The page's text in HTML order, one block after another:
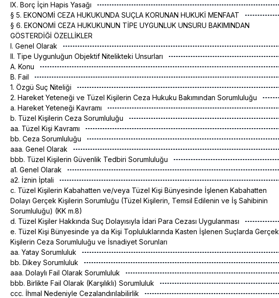
IX. Borç İçin Hapis Yasağı
§ 5. EKONOMİ CEZA HUKUKUNDA SUÇLA KORUNAN HUKUKİ MENFAAT
§ 6. EKONOMİ CEZA HUKUKUNUN TİPE UYGUNLUK UNSURU BAKIMINDAN
GÖSTERDİĞİ ÖZELLİKLER
I. Genel Olarak
II. Tipe Uygunluğun Objektif Nitelikteki Unsurları
A. Konu
B. Fail
1. Özgü Suç Niteliği
2. Hareket Yeteneği ve Tüzel Kişilerin Ceza Hukuku Bakımından Sorumluluğu
a. Hareket Yeteneği Kavramı
b. Tüzel Kişilerin Ceza Sorumluluğu
aa. Tüzel Kişi Kavramı
bb. Ceza Sorumluluğu
aaa. Genel Olarak
bbb. Tüzel Kişilerin Güvenlik Tedbiri Sorumluluğu
a1. Genel Olarak
a2. İznin İptali
c. Tüzel Kişilerin Kabahatten ve/veya Tüzel Kişi Bünyesinde İşlenen Kabahatten
Dolayı Gerçek Kişilerin Sorumluğu (Tüzel Kişilerin, Temsil Edilenin ve İş Sahibinin
Sorumluluğu) (KK m.8)
d. Tüzel Kişiler Hakkında Suç Dolayısıyla İdari Para Cezası Uygulanması
e. Tüzel Kişi Bünyesinde ya da Kişi Topluluklarında Kasten İşlenen Suçlarda Gerçek
Kişilerin Ceza Sorumluluğu ve İsnadiyet Sorunları
aa. Yatay Sorumluluk
bb. Dikey Sorumluluk
aaa. Dolaylı Fail Olarak Sorumluluk
bbb. Birlikte Fail Olarak (Karşılıklı) Sorumluluk
ccc. İhmal Nedeniyle Cezalandırılabilirlik